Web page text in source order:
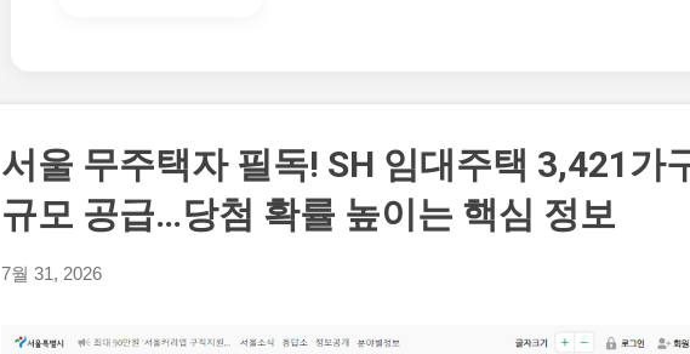
서울 무주택자 필독! SH 임대주택 3,421가
규모 공급…당첨 확률 높이는 핵심 정보
7월 31, 2026